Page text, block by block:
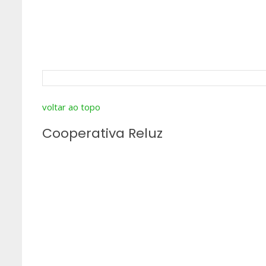
voltar ao topo
Cooperativa Reluz